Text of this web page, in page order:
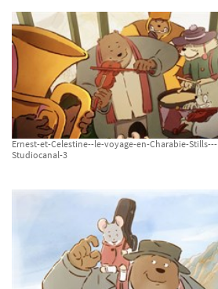
Ernest-et-Celestine--le-voyage-en-Charabie-Stills---
Studiocanal-3